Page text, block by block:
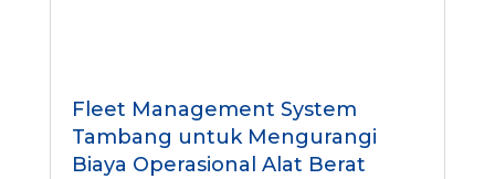
Fleet Management System
Tambang untuk Mengurangi
Biaya Operasional Alat Berat